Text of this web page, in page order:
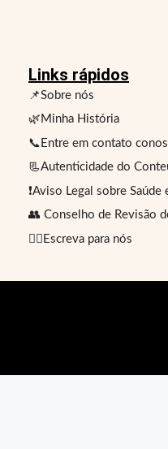
Links rápidos
📌Sobre nós
🌿Minha História
📞Entre em contato
📃Autenticidade do
❗Aviso Legal sobre Saúde
👥 Conselho de Revisão
✍🏻Escreva para nós